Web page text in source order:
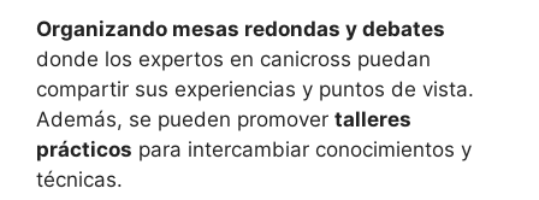
Organizando mesas redondas y debates
donde los expertos en canicross puedan
compartir sus experiencias y puntos de vista.
Además, se pueden promover talleres
prácticos para intercambiar conocimientos y
técnicas.